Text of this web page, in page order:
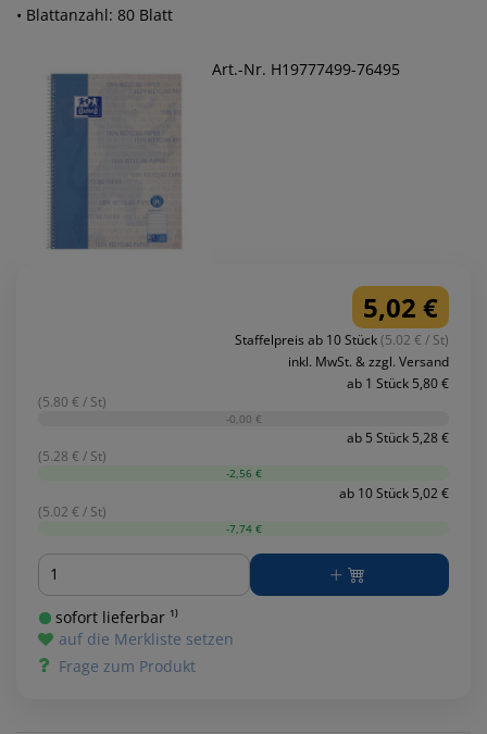
• Blattanzahl: 80 Blatt
Art.-Nr. H19777499-76495
5,02 €
Staffelpreis ab 10 Stück(5.02 € / St)
inkl. MwSt. & zzgl. Versand
ab 1 Stück 5,80 €
(5.80 € / St)
-0,00 €
ab 5 Stück 5,28 €
(5.28 € / St)
-2,56 €
ab 10 Stück 5,02 €
(5.02 € / St)
-7,74 €
Menge
sofort lieferbar ¹⁾
auf die Merkliste setzen
Frage zum Produkt